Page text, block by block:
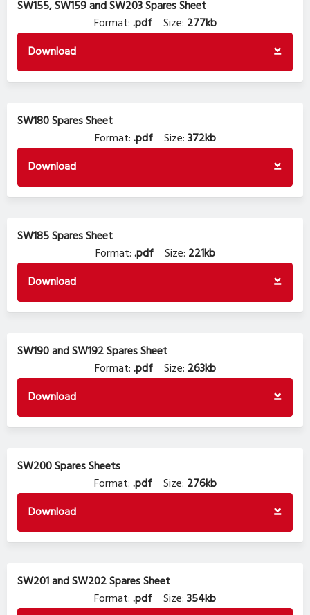
SW155, SW159 and SW203 Spares Sheet
Format:.pdf Size: 277kb
Download
SW180 Spares Sheet
Format:.pdf Size:372kb
Download
SW185 Spares Sheet
Format:.pdf Size: 221kb
Download
SW190 and SW192 Spares Sheet
Format:.pdf Size: 263kb
Download
SW200 Spares Sheets
Format:.pdf Size: 276kb
Download
SW201 and SW202 Spares Sheet
Format:.pdf Size:354kb